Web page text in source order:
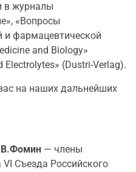
в журналы
«Вопросы
и фармацевтической
and Biology»
Electrolytes» (Dustri-Verlag).
на наших дальнейших
— члены
Съезда Российского